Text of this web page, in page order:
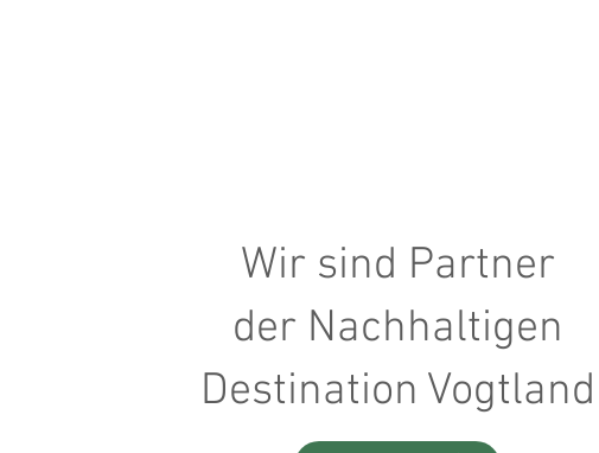
Wir sind Partner
der Nachhaltigen
Destination Vogtland